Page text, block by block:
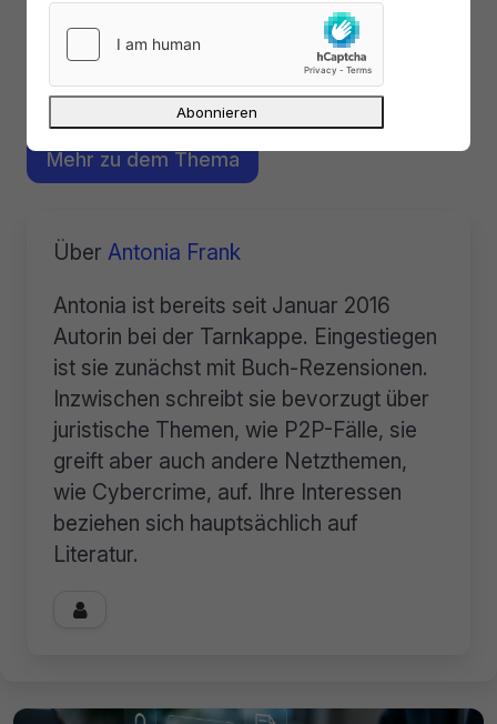
Provision. Dir entstehen keine zusätzlichen Kosten. Wenn Du
die Redaktion anderweitig finanziell unterstützen möchtest,
schau doch mal auf unserer
Spendenseiteoder in unserem
vorbei.
6 Kommentare lesen
Mehr zu dem Thema
Über Antonia Frank
Antonia ist bereits seit Januar 2016
Autorin bei der Tarnkappe. Eingestiegen
ist sie zunächst mit Buch-Rezensionen.
Inzwischen schreibt sie bevorzugt über
juristische Themen, wie P2P-Fälle, sie
greift aber auch andere Netzthemen,
wie Cybercrime, auf. Ihre Interessen
beziehen sich hauptsächlich auf
Literatur.
